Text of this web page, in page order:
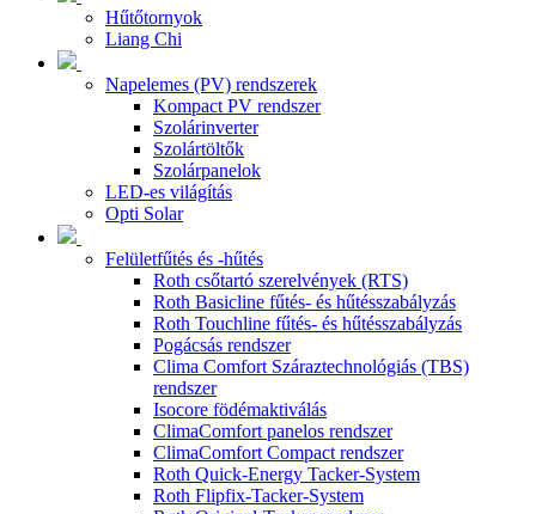
Hűtőtornyok
Liang Chi
Napelemes (PV) rendszerek
Kompact PV rendszer
Szolárinverter
Szolártöltők
Szolárpanelok
LED-es világítás
Opti Solar
Felületfűtés és -hűtés
Roth csőtartó szerelvények (RTS)
Roth Basicline fűtés- és hűtésszabályzás
Roth Touchline fűtés- és hűtésszabályzás
Pogácsás rendszer
Clima Comfort Száraztechnológiás (TBS)
rendszer
Isocore födémaktiválás
ClimaComfort panelos rendszer
ClimaComfort Compact rendszer
Roth Quick-Energy Tacker-System
Roth Flipfix-Tacker-System